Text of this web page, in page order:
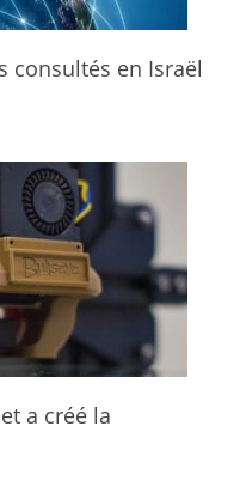
consultés en Israël
a créé la